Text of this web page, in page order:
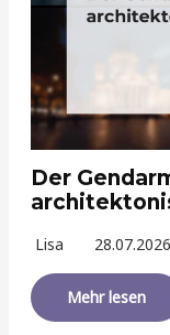
Der
Lisa 28.07.2026
Mehr lesen